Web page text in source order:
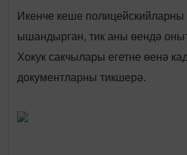
Икенче кеше
ышандырган, тик аны өендә
Хокук сакчылары егетне өенә
документларны тикшерә.